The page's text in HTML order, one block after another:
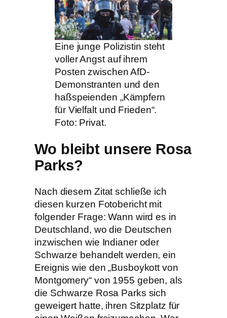
Eine junge Polizistin steht
voller Angst auf ihrem
Posten zwischen AfD-
Demonstranten und den
haßspeienden „Kämpfern
für Vielfalt und Frieden“.
Foto: Privat.
Wo bleibt unsere Rosa
Parks?
Nach diesem Zitat schließe ich
diesen kurzen Fotobericht mit
folgender Frage: Wann wird es in
Deutschland, wo die Deutschen
inzwischen wie Indianer oder
Schwarze behandelt werden, ein
Ereignis wie den „Busboykott von
Montgomery“ von 1955 geben, als
die Schwarze Rosa Parks sich
geweigert hatte, ihren Sitzplatz für